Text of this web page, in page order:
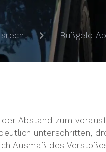
Bußgeld
Abstand zum
unterschritten,
Ausmaß des